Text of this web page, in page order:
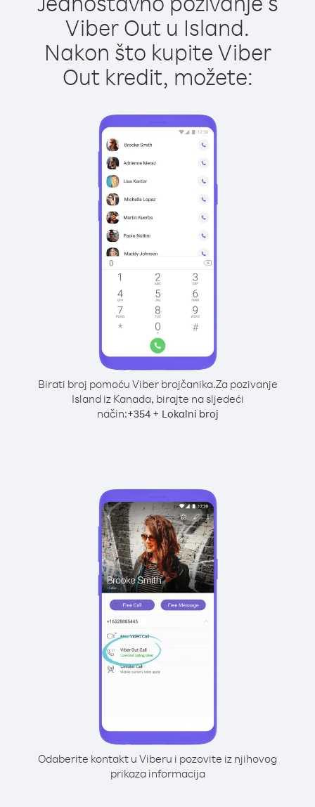
Viber Out u Island.
Nakon što kupite Viber
Out kredit, možete:
Birati broj pomoću Viber brojčanika.Za pozivanje
Island iz Kanada, birajte na sljedeći
način:+354+ Lokalni broj
Odaberite kontakt u Viberu i pozovite iz njihovog
prikaza informacija